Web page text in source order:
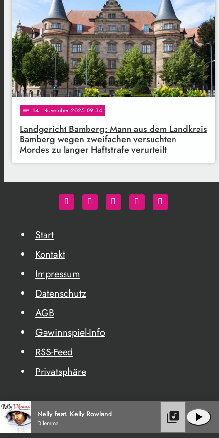
notes 14. November 2025 09:34
Landgericht Bamberg: Mann aus dem Landkreis
Bamberg wegen zweifachen versuchten
Mordes zu langer Haftstrafe verurteilt
Start
Kontakt
Impressum
Datenschutz
AGB
Gewinnspiel-Info
RSS-Feed
Privatsphäre
Nelly feat. Kelly Rowland
Dilemma play_arrow
library_music